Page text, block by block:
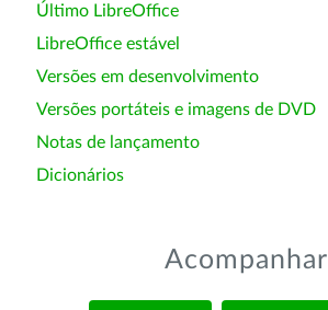
Último LibreOffice
LibreOffice estável
Versões em desenvolvimento
Versões portáteis e imagens de DVD
Notas de lançamento
Dicionários
Acompanhar